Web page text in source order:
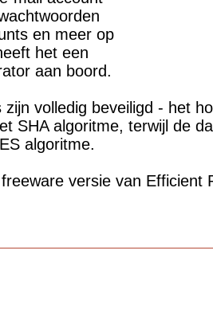
en meer op
het een
aan boord.
zijn volledig beveiligd - het
SHA algoritme, terwijl de
algoritme.
versie van Efficient